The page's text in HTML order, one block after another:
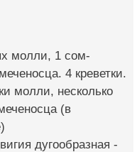
молли, 1 сом-
4 креветки.
молли, несколько
(в
дугообразная -